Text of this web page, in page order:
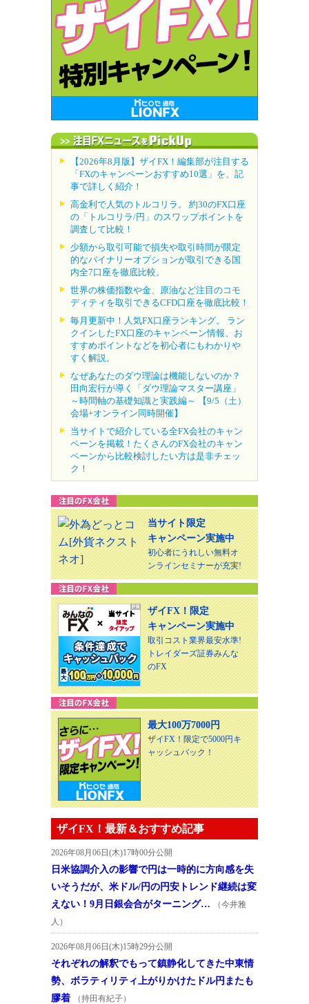
【2026年8月版】ザイFX！編集部が注目する
「FXのキャンペーンおすすめ10選」を、記
事で詳しく紹介！
高金利で人気のトルコリラ。 約30のFX口座
の「トルコリラ/円」のスワップポイントを
調査して比較！
少額から取引可能で損失や取引時間が限定
的なバイナリーオプションが取引できる国
内全7口座を徹底比較。
世界の株価指数や金、原油など注目のコモ
ディティを取引できるCFD口座を徹底比較！
毎月更新中！人気FX口座ランキング。 ラン
クインしたFX口座のキャンペーン情報、お
すすめポイントなどを初心者にもわかりや
すく解説。
なぜあなたのダウ理論は機能しないのか？
田向宏行が導く「ダウ理論マスター講座」
～時間軸の基礎知識と実践編～ 【9/5（土）
会場+オンライン同時開催】
当サイトで紹介している全FX会社のキャン
ペーンを掲載！たくさんのFX会社のキャン
ペーンから比較検討したい方は是非チェッ
ク！
当サイト限定
キャンペーン実施中
初心者にうれしい無料オ
ンラインセミナーが充実!
ザイFX！限定
キャンペーン実施中
取引コスト業界最安水準!
トレイダーズ証券みんな
のFX
最大100万7000円
ザイFX！限定で5000円キ
ャッシュバック！
ザイFX！最新＆おすすめ記事
2026年08月06日(木)17時00分公開
日米協調介入の影響で円は一時的に方向感を失
いそうだが、米ドル/円の円安トレンド継続は変
えない！9月日銀会合がターニング…
（今井雅
人）
2026年08月06日(木)15時29分公開
それぞれの解釈でもって鎮静化してきた中東情
勢、ボラティリティ上がりかけたドル円またも
膠着
（持田有紀子）